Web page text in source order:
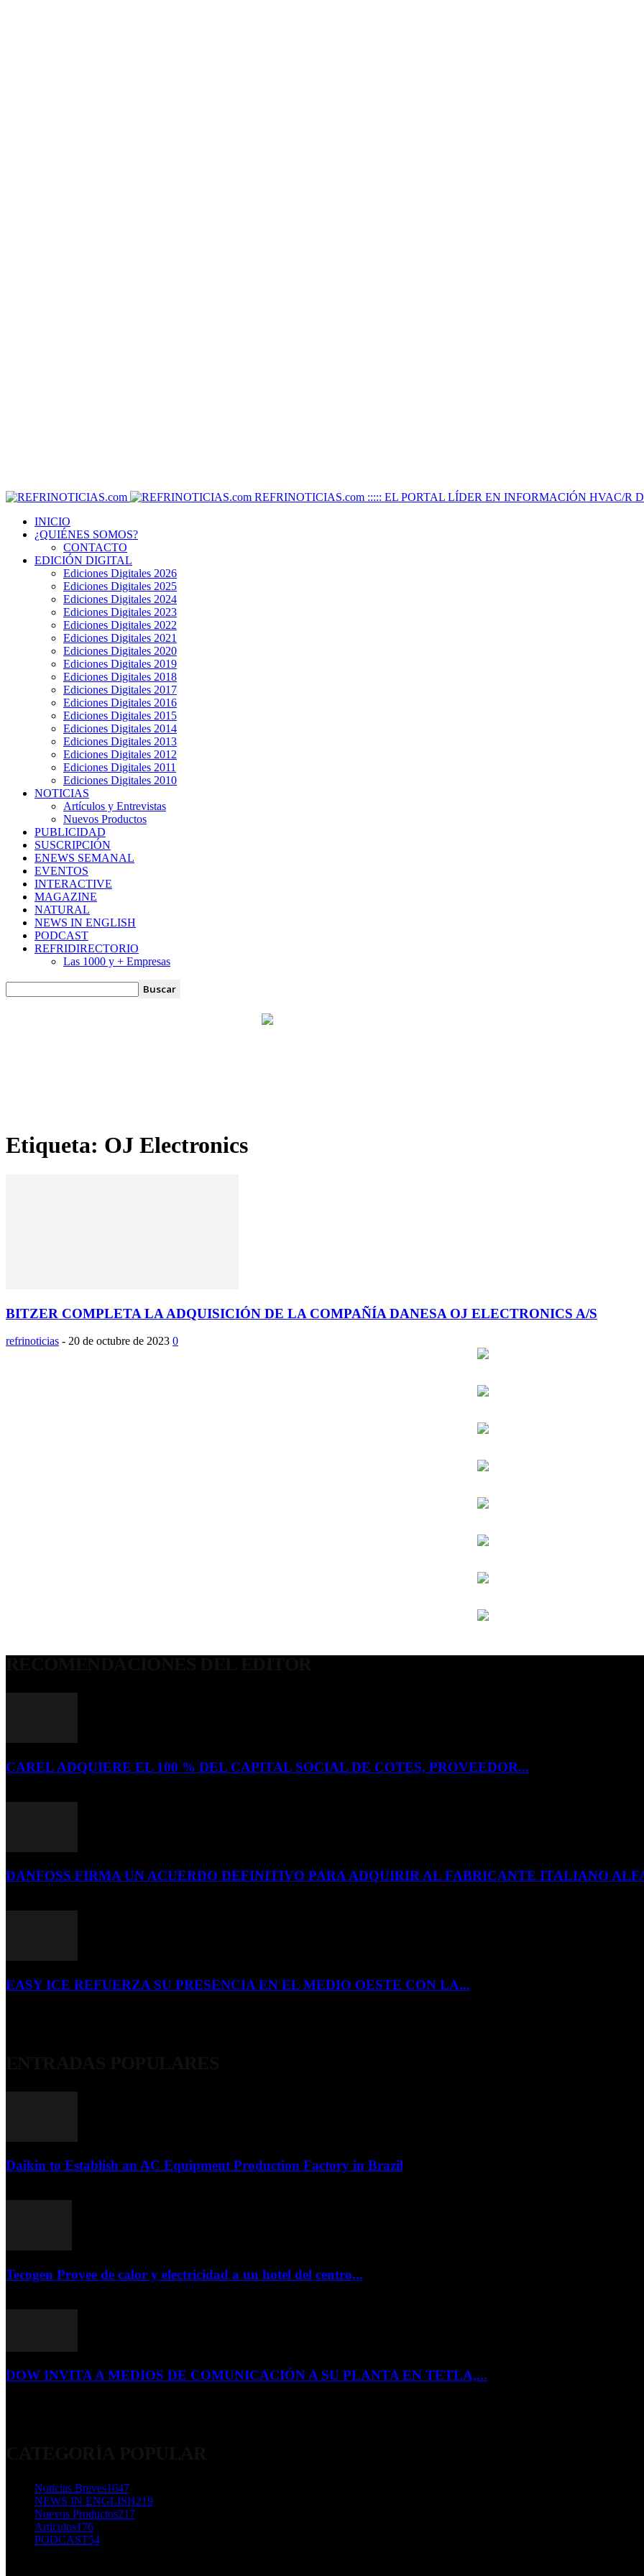
REFRINOTICIAS.com ::::: EL PORTAL LÍDER EN INFORMACIÓN HVAC/R
INICIO
¿QUIÉNES SOMOS?
CONTACTO
EDICIÓN DIGITAL
Ediciones Digitales 2026
Ediciones Digitales 2025
Ediciones Digitales 2024
Ediciones Digitales 2023
Ediciones Digitales 2022
Ediciones Digitales 2021
Ediciones Digitales 2020
Ediciones Digitales 2019
Ediciones Digitales 2018
Ediciones Digitales 2017
Ediciones Digitales 2016
Ediciones Digitales 2015
Ediciones Digitales 2014
Ediciones Digitales 2013
Ediciones Digitales 2012
Ediciones Digitales 2011
Ediciones Digitales 2010
NOTICIAS
Artículos y Entrevistas
Nuevos Productos
PUBLICIDAD
SUSCRIPCIÓN
ENEWS SEMANAL
EVENTOS
INTERACTIVE
MAGAZINE
NATURAL
NEWS IN ENGLISH
PODCAST
REFRIDIRECTORIO
Las 1000 y + Empresas
Etiqueta: OJ Electronics
BITZER COMPLETA LA ADQUISICIÓN DE LA COMPAÑÍA DANESA OJ ELECTRONICS A/S
refrinoticias - 20 de octubre de 2023 0
CAREL ADQUIERE EL 100 % DEL CAPITAL SOCIAL DE COTES, PROVEEDOR...
DANFOSS FIRMA UN ACUERDO DEFINITIVO PARA ADQUIRIR AL FABRICANTE ITALIANO
EASY ICE REFUERZA SU PRESENCIA EN EL MEDIO OESTE CON LA...
Daikin to Establish an AC Equipment Production Factory in Brazil
Tecogen Provee de calor y electricidad a un hotel del centro...
DOW INVITA A MEDIOS DE COMUNICACIÓN A SU PLANTA EN TETLA,...
Noticias Breves1647
NEWS IN ENGLISH219
Nuevos Productos217
Artículos176
PODCAST54